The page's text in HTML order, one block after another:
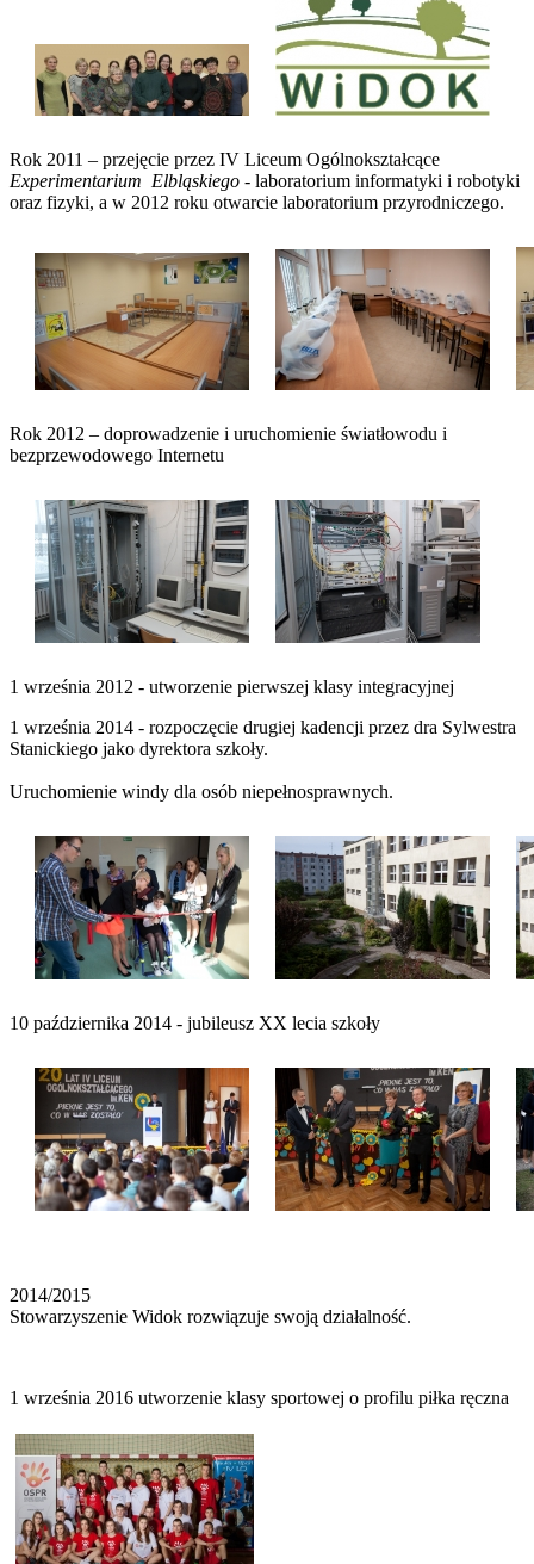
Rok 2011 – przejęcie przez IV Liceum Ogólnokształcące
Experimentarium Elbląskiego - laboratorium informatyki i robotyki
oraz fizyki, a w 2012 roku otwarcie laboratorium przyrodniczego.
Rok 2012 – doprowadzenie i uruchomienie światłowodu i
bezprzewodowego Internetu
1 września 2012 - utworzenie pierwszej klasy integracyjnej
1 września 2014 - rozpoczęcie drugiej kadencji przez dra Sylwestra
Stanickiego jako dyrektora szkoły.
Uruchomienie windy dla osób niepełnosprawnych.
10 października 2014 - jubileusz XX lecia szkoły
2014/2015
Stowarzyszenie Widok rozwiązuje swoją działalność.
1 września 2016 utworzenie klasy sportowej o profilu piłka ręczna